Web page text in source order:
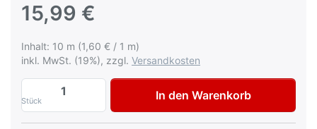
15,99 €
Inhalt: 10 m (1,60 € / 1 m)
inkl. MwSt. (19%), zzgl. Versandkosten
Stück
Schleifvlies Rolle grau "fein" A280-10 zu
In den Warenkorb